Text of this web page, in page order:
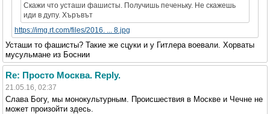
Скажи что усташи фашисты. Получишь печеньку. Не скажешь
иди в дупу. Хъръвът
https://img.rt.com/files/2016. ... 8.jpg
Усташи то фашисты? Такие же сцуки и у Гитлера воевали. Хорваты
мусульмане из Боснии
Re: Просто Москва. Reply.
21.05.16, 02:37
Слава Богу, мы монокультурным. Происшествия в Москве и Чечне не
может произойти здесь.